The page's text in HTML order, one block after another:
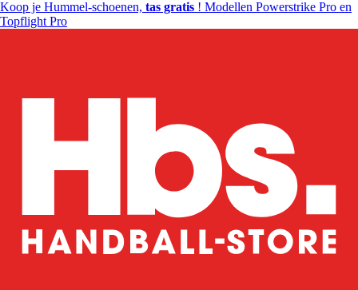
Koop je Hummel-schoenen, tas gratis ! Modellen Powerstrike Pro en
Topflight Pro